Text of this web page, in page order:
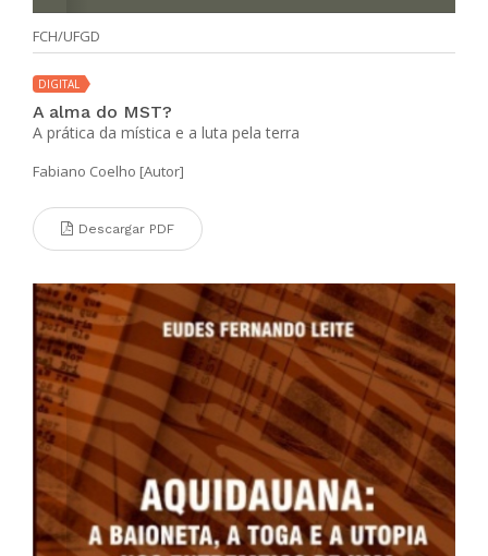
FCH/UFGD
DIGITAL
A alma do MST?
A prática da mística e a luta pela terra
Fabiano Coelho [Autor]
Descargar PDF